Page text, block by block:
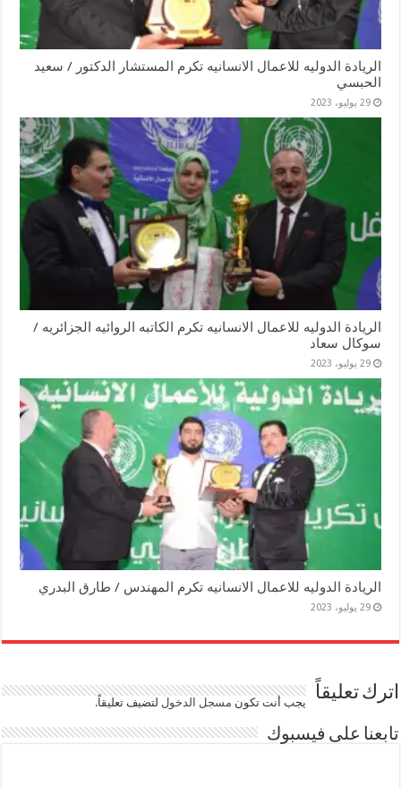
الريادة الدوليه للاعمال الانسانيه تكرم المستشار الدكتور / سعيد
الحبسي
29 يوليو، 2023
الريادة الدوليه للاعمال الانسانيه تكرم الكاتبه الروائيه الجزائريه /
سوكال سعاد
29 يوليو، 2023
الريادة الدوليه للاعمال الانسانيه تكرم المهندس / طارق البدري
29 يوليو، 2023
اترك تعليقاً يجب أنت تكون مسجل الدخوللتضيف تعليقاً.
تابعنا على فيسبوك